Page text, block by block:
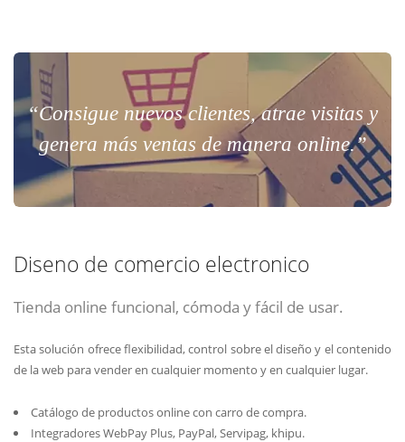
“Consigue nuevos clientes, atrae visitas y
genera más ventas de manera online.”
Diseno de comercio electronico
Tienda online funcional, cómoda y fácil de usar.
Esta solución ofrece flexibilidad, control sobre el diseño y el contenido
de la web para vender en cualquier momento y en cualquier lugar.
Catálogo de productos online con carro de compra.
Integradores WebPay Plus, PayPal, Servipag, khipu.